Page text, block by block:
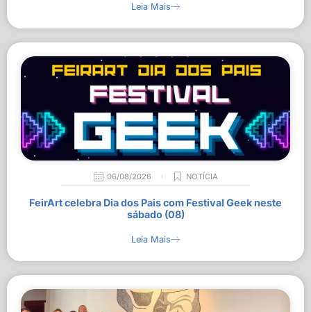
Leia Mais
06/08/2026 NOTÍCIA
FeirArt celebra Dia dos Pais com Festival Geek neste
sábado (08)
Leia Mais